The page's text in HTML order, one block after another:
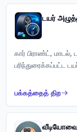
டயர்
கார் பிராண்ட், மாடல்,
பரிந்துரைக்கப்பட்ட
பக்கத்தைத் திற